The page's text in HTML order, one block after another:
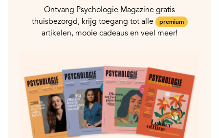
Ontvang Psychologie Magazine gratis
thuisbezorgd, krijg toegang tot alle
premium
artikelen, mooie cadeaus en veel meer!